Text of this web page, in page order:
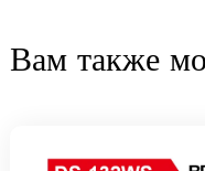
Вам также